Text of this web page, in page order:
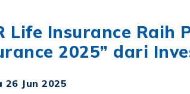
Life Insurance Raih
2025” dari
26 Jun 2025